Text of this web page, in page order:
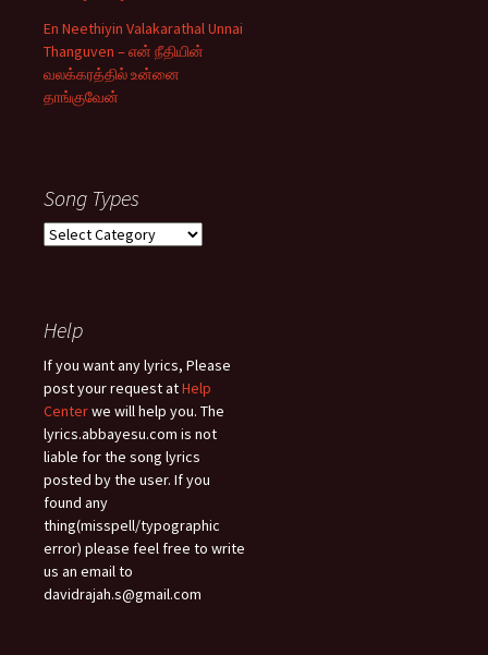
En Neethiyin Valakarathal Unnai
Thanguven – என் நீதியின்
வலக்கரத்தில் உன்னை
தாங்குவேன்
Song Types
Song
Help
If you want any lyrics, Please
post your request atHelp
Centerwe will help you. The
lyrics.abbayesu.com is not
liable for the song lyrics
posted by the user. If you
found any
thing(misspell/typographic
error) please feel free to write
us an email to
davidrajah.s@gmail.com